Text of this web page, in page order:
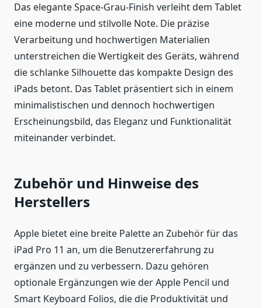
Das elegante Space-Grau-Finish verleiht dem Tablet
eine moderne und stilvolle Note. Die präzise
Verarbeitung und hochwertigen Materialien
unterstreichen die Wertigkeit des Geräts, während
die schlanke Silhouette das kompakte Design des
iPads betont. Das Tablet präsentiert sich in einem
minimalistischen und dennoch hochwertigen
Erscheinungsbild, das Eleganz und Funktionalität
miteinander verbindet.
Zubehör und Hinweise des
Herstellers
Apple bietet eine breite Palette an Zubehör für das
iPad Pro 11 an, um die Benutzererfahrung zu
ergänzen und zu verbessern. Dazu gehören
optionale Ergänzungen wie der Apple Pencil und
Smart Keyboard Folios, die die Produktivität und